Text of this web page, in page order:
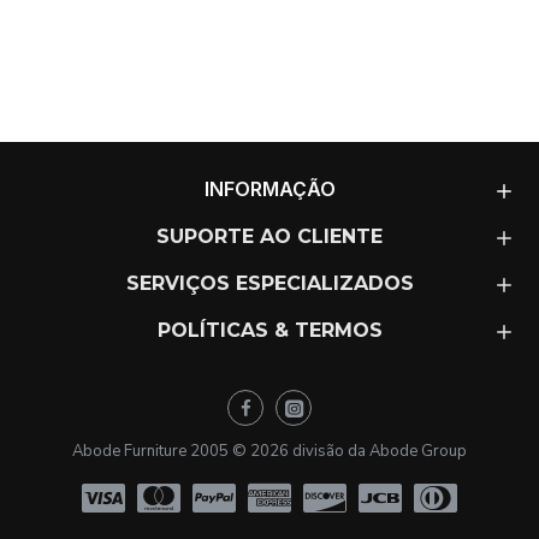
INFORMAÇÃO
SUPORTE AO CLIENTE
SERVIÇOS ESPECIALIZADOS
POLÍTICAS & TERMOS
Abode Furniture 2005 © 2026 divisão da Abode Group